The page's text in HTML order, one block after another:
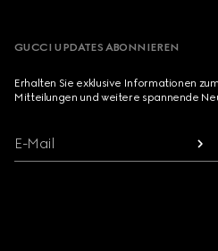
GUCCI UPDATES ABONNIEREN
Erhalten Sie exklusive Informationen
Mitteilungen und weitere spannende
E-Mail